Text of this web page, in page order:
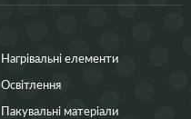
Нагрівальні елементи
Освітлення
Пакувальні матеріали